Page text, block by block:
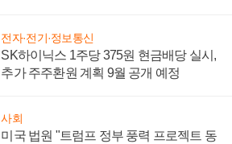
전자·전기·정보통신
SK하이닉스 1주당 375원 현금배당 실시,
추가 주주환원 계획 9월 공개 예정
사회
미국 법원 "트럼프 정부 풍력 프로젝트 동